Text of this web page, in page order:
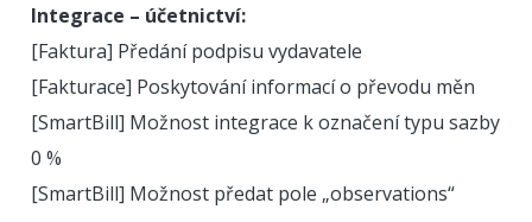
Integrace – účetnictví:
[Faktura] Předání podpisu vydavatele
[Fakturace] Poskytování informací o převodu měn
[SmartBill] Možnost integrace k označení typu sazby
0 %
[SmartBill] Možnost předat pole „observations“